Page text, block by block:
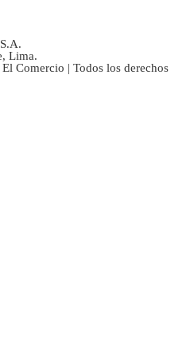
Lima.
Comercio | Todos los derechos